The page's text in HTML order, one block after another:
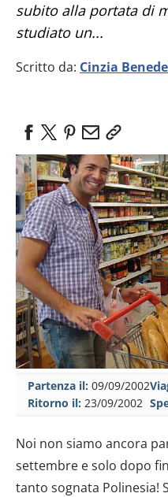
subito alla portata di
studiato un...
Scritto da: Cinzia
Partenza il: 09/09/2002
Ritorno il: 23/09/2002
Noi non siamo ancora
settembre e solo dopo
tanto sognata Polinesia!